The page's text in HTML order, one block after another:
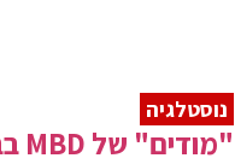
נוסטלגיה
"מודים" של MBD בביצוע מחודש